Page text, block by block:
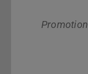
Promotion